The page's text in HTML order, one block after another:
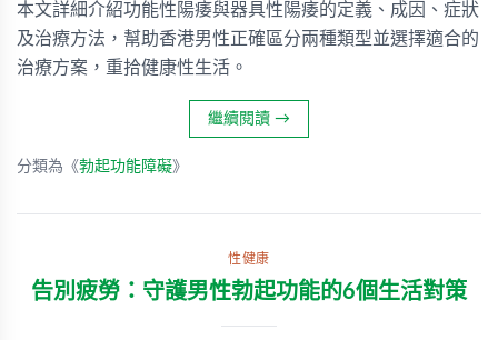
本文詳細介紹功能性陽痿與器具性陽痿的定義、成因、症狀
及治療方法，幫助香港男性正確區分兩種類型並選擇適合的
治療方案，重拾健康性生活。
繼續閱讀 →
分類為《勃起功能障礙》
性健康
告別疲勞：守護男性勃起功能的6個生活對策